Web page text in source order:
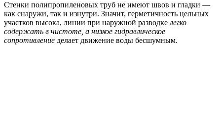
Стенки полипропиленовых труб не имеют швов и гладки —
как снаружи, так и изнутри. Значит, герметичность цельных
участков высока, линии при наружной разводкелегко
содержать в чистоте, а низкое гидравлическое
сопротивление делает движение воды бесшумным.